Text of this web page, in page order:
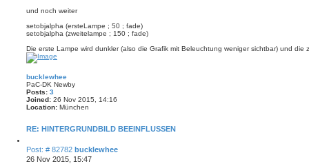
und noch weiter
setobjalpha (ersteLampe ; 50 ; fade)
setobjalpha (zweitelampe ; 150 ; fade)
Die erste Lampe wird dunkler (also die Grafik mit Beleuchtung weniger sichtbar) und die
bucklewhee
PaC-DK Newby
Posts: 3
Joined: 26 Nov 2015, 14:16
Location: München
RE: HINTERGRUNDBILD BEEINFLUSSEN
Q
u
o
Post: # 82782P
o
bucklewhee
26 Nov 2015, 15:47